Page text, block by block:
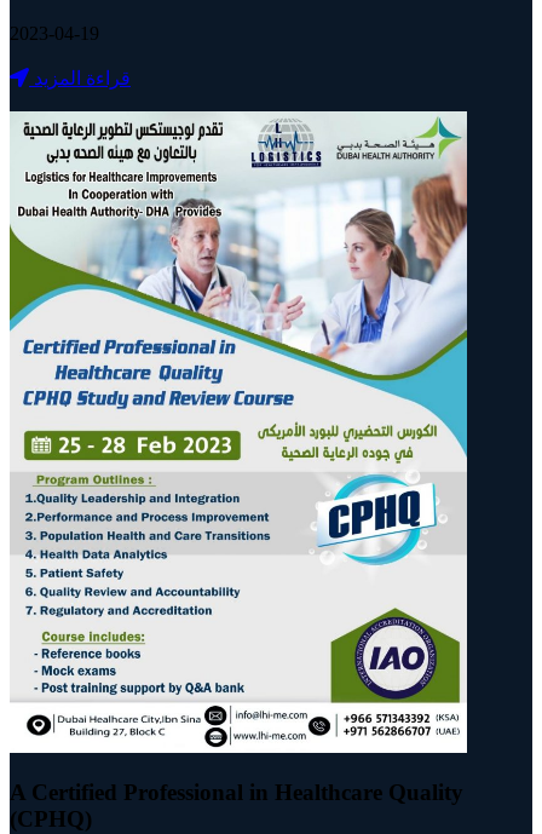
2023-04-19
قراءة المزيد
A Certified Professional in Healthcare Quality
(CPHQ)